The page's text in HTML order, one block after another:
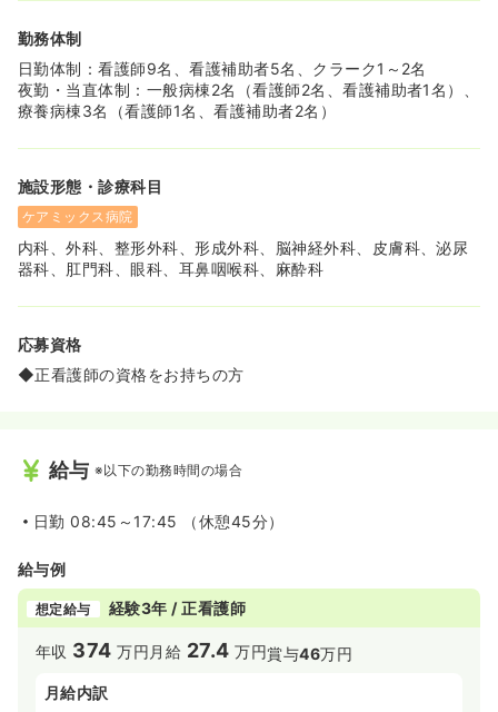
勤務体制
日勤体制：看護師9名、看護補助者5名、クラーク1～2名
夜勤・当直体制：一般病棟2名（看護師2名、看護補助者1名）、
療養病棟3名（看護師1名、看護補助者2名）
施設形態・診療科目
ケアミックス病院
内科、外科、整形外科、形成外科、脳神経外科、皮膚科、泌尿
器科、肛門科、眼科、耳鼻咽喉科、麻酔科
応募資格
◆正看護師の資格をお持ちの方
給与 ※以下の勤務時間の場合
日勤 08:45～17:45 （休憩45分）
給与例
想定給与 経験3年 / 正看護師
年収 374 万円 月給 27.4 万円賞与46万円
月給内訳